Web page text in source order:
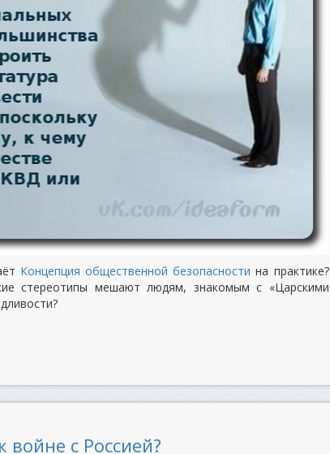
Концепция общественной безопасности на практике?
стереотипы мешают людям, знакомым с «Царскими
войне с Россией?